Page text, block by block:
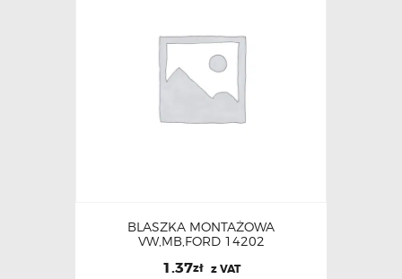
BLASZKA MONTAŻOWA
VW,MB,FORD 14202
1.37zł z VAT